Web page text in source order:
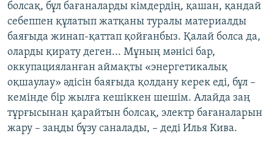
болсақ, бұл бағаналарды кімдердің, қашан, қандай
себеппен құлатып жатқаны туралы материалды
баяғыда жинап-қаттап қойғанбыз. Қалай болса да,
оларды қирату деген... Мұның мәнісі бар,
оккупацияланған аймақты «энергетикалық
оқшаулау» әдісін баяғыда қолдану керек еді, бұл –
кемінде бір жылға кешіккен шешім. Алайда заң
тұрғысынан қарайтын болсақ, электр бағаналарын
жару – заңды бұзу саналады, – деді Илья Кива.